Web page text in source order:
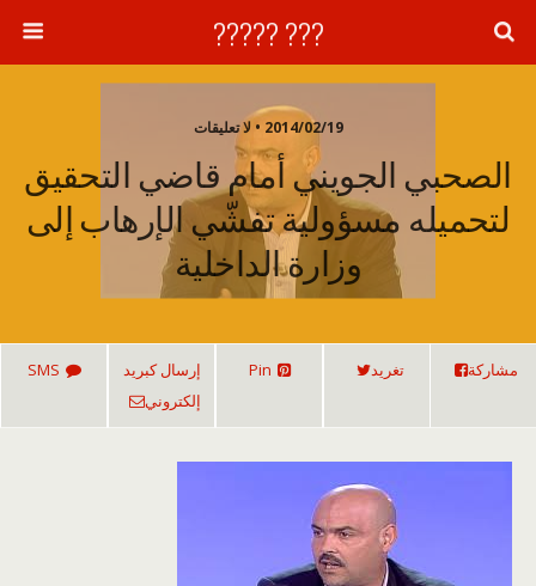
??? ?????
2014/02/19 • لا تعليقات
الصحبي الجويني أمام قاضي التحقيق
لتحميله مسؤولية تفشّي الإرهاب إلى
وزارة الداخلية
مشاركة تغريد Pin
إرسال كبريد
إلكتروني
SMS